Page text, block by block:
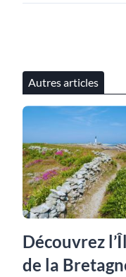
Autres articles
Découvrez
de la